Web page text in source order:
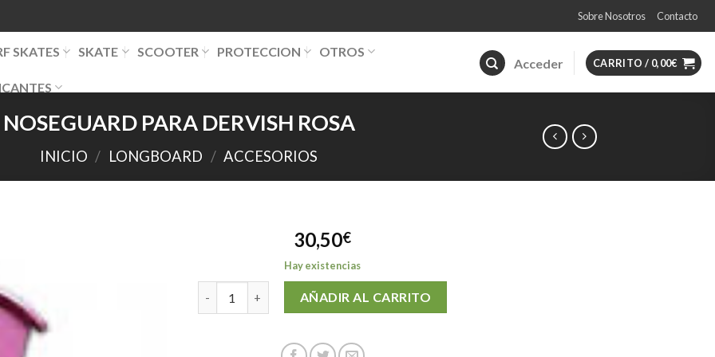
Sobre Nosotros Contacto
SKATES SKATE SCOOTER PROTECCION OTROS
Acceder CARRITO / 0,00€
NOSEGUARD PARA DERVISH ROSA
INICIO / LONGBOARD / ACCESORIOS
30,50€
Hay existencias
NOSEGUARD PARA DERVISH ROSA cantidad
AÑADIR AL CARRITO